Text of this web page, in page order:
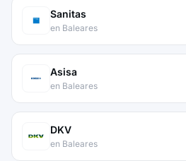
Sanitas
en Baleares
Asisa
en Baleares
DKV
en Baleares